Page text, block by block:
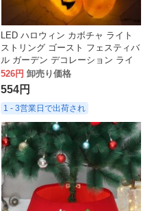
LED ハロウィン カボチャ ライト
ストリング ゴースト フェスティバ
ル ガーデン デコレーション ライ
ト ホリデー ランタン USB バッテ
リー ボックス
526円 卸売り価格
554円
1 - 3営業日で出荷され